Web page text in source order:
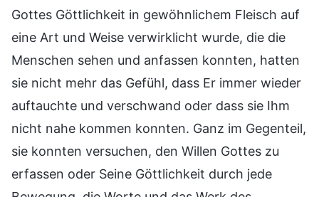
Gottes Göttlichkeit in gewöhnlichem Fleisch auf
eine Art und Weise verwirklicht wurde, die die
Menschen sehen und anfassen konnten, hatten
sie nicht mehr das Gefühl, dass Er immer wieder
auftauchte und verschwand oder dass sie Ihm
nicht nahe kommen konnten. Ganz im Gegenteil,
sie konnten versuchen, den Willen Gottes zu
erfassen oder Seine Göttlichkeit durch jede